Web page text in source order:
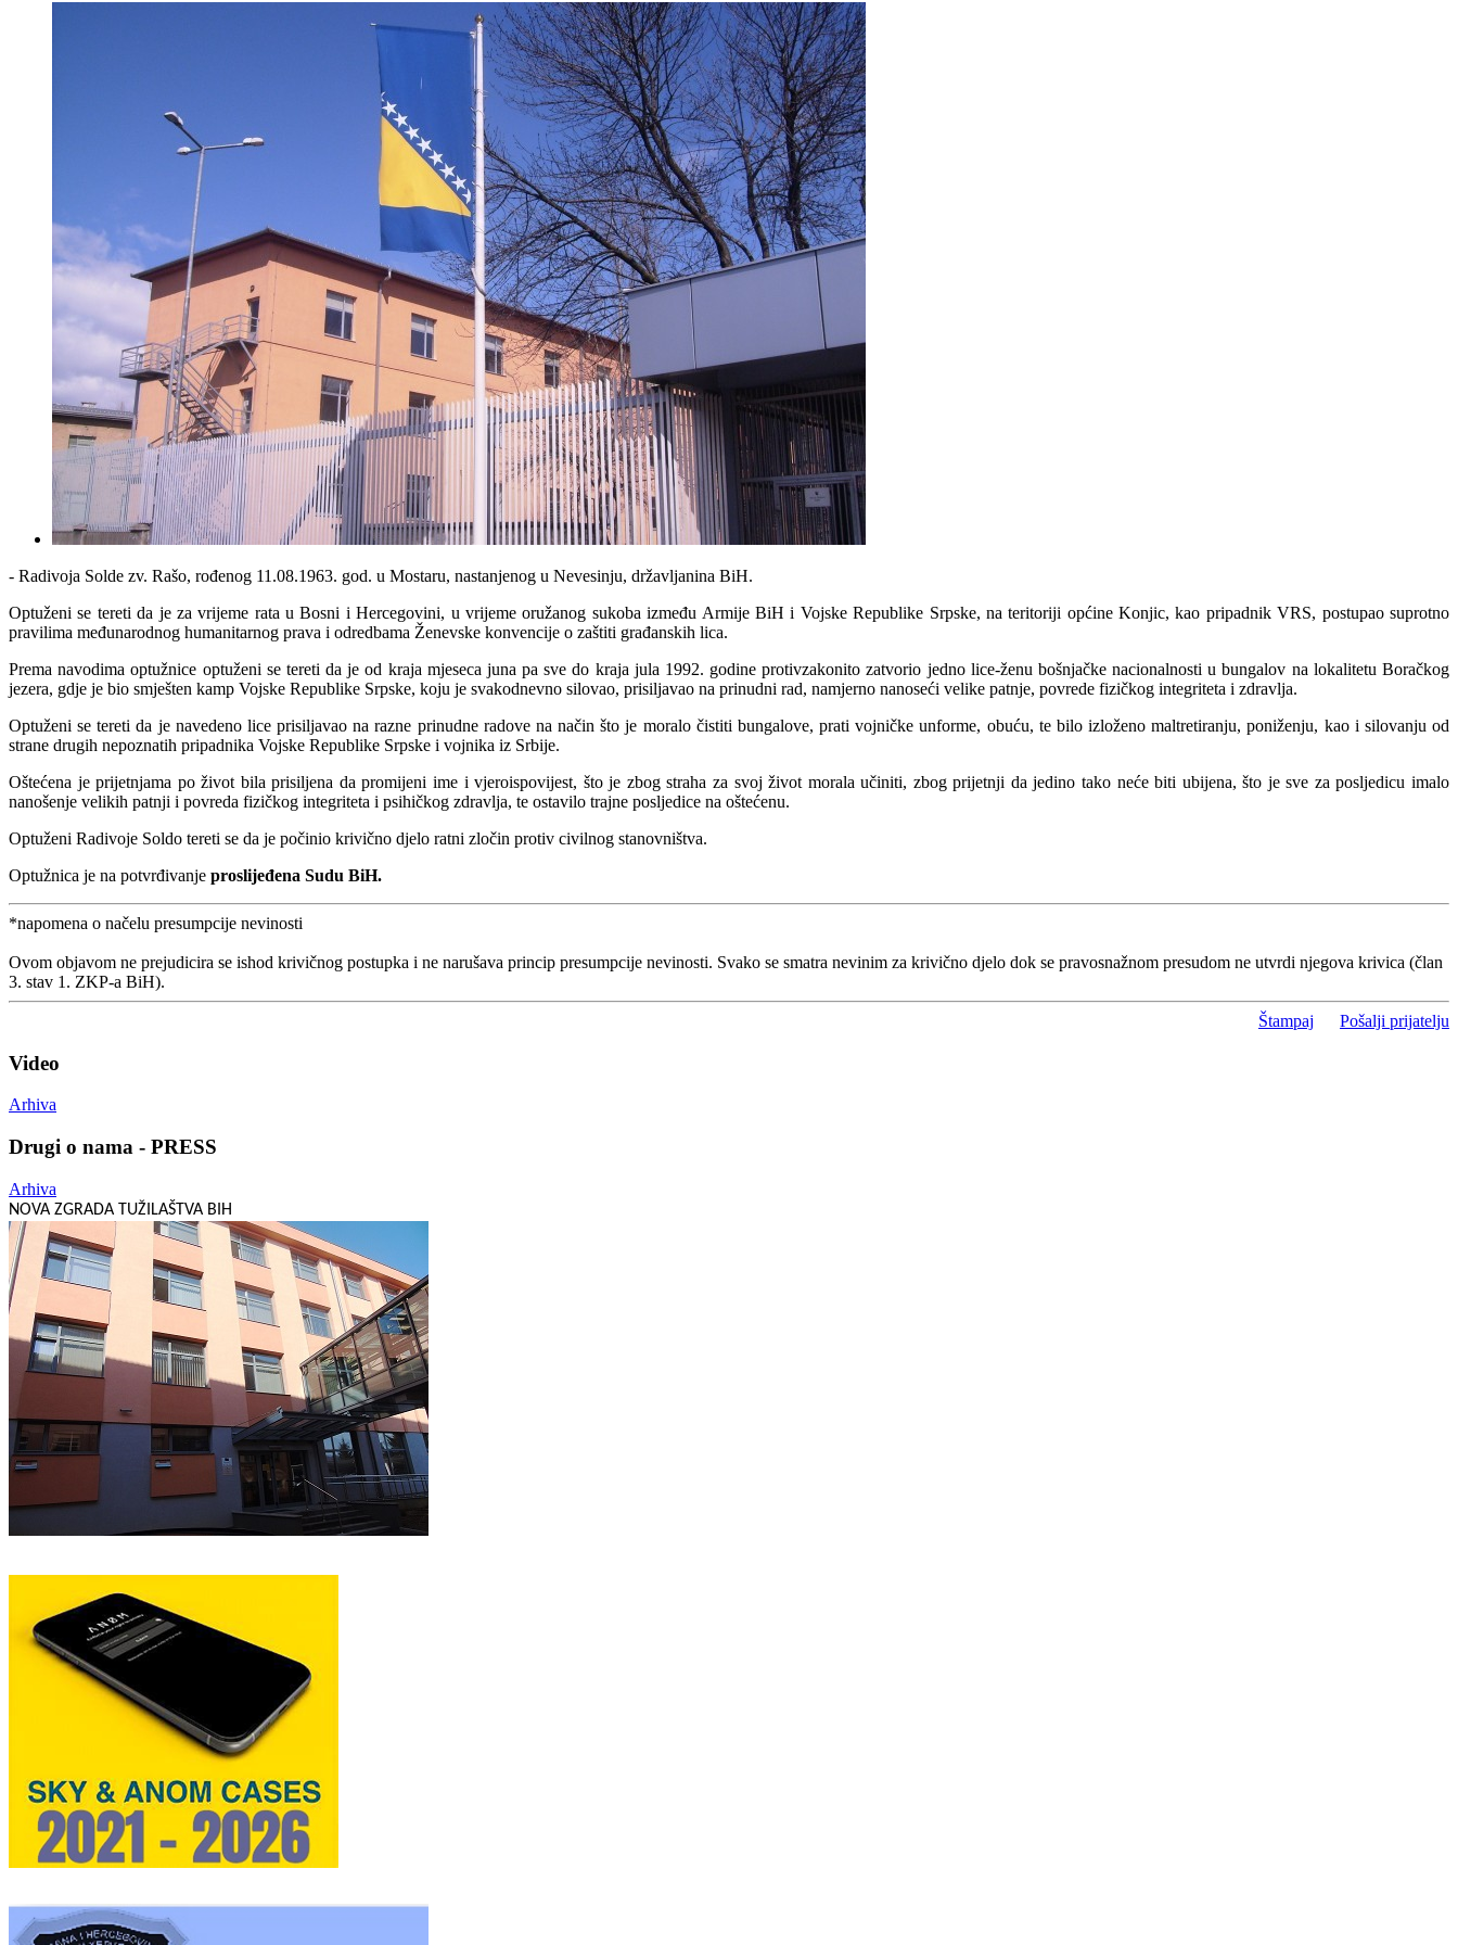
- Radivoja Solde zv. Rašo, rođenog 11.08.1963. god. u Mostaru, nastanjenog u Nevesinju, državljanina BiH.
Optuženi se tereti da je za vrijeme rata u Bosni i Hercegovini, u vrijeme oružanog sukoba između Armije BiH i Vojske Republike Srpske, na teritoriji općine Konjic, kao pripadnik VRS, postupao suprotno
pravilima međunarodnog humanitarnog prava i odredbama Ženevske konvencije o zaštiti građanskih lica.
Prema navodima optužnice optuženi se tereti da je od kraja mjeseca juna pa sve do kraja jula 1992. godine protivzakonito zatvorio jedno lice-ženu bošnjačke nacionalnosti u bungalov na lokalitetu Boračkog
jezera, gdje je bio smješten kamp Vojske Republike Srpske, koju je svakodnevno silovao, prisiljavao na prinudni rad, namjerno nanoseći velike patnje, povrede fizičkog integriteta i zdravlja.
Optuženi se tereti da je navedeno lice prisiljavao na razne prinudne radove na način što je moralo čistiti bungalove, prati vojničke unforme, obuću, te bilo izloženo maltretiranju, poniženju, kao i silovanju od
strane drugih nepoznatih pripadnika Vojske Republike Srpske i vojnika iz Srbije.
Oštećena je prijetnjama po život bila prisiljena da promijeni ime i vjeroispovijest, što je zbog straha za svoj život morala učiniti, zbog prijetnji da jedino tako neće biti ubijena, što je sve za posljedicu imalo
nanošenje velikih patnji i povreda fizičkog integriteta i psihičkog zdravlja, te ostavilo trajne posljedice na oštećenu.
Optuženi Radivoje Soldo tereti se da je počinio krivično djelo ratni zločin protiv civilnog stanovništva.
Optužnica je na potvrđivanje proslijeđena Sudu BiH.
*napomena o načelu presumpcije nevinosti
Ovom objavom ne prejudicira se ishod krivičnog postupka i ne narušava princip presumpcije nevinosti. Svako se smatra nevinim za krivično djelo dok se pravosnažnom presudom ne utvrdi njegova krivica (član
3. stav 1. ZKP-a BiH).
Štampaj Pošalji prijatelju
Video
Arhiva
Drugi o nama - PRESS
Arhiva
NOVA ZGRADA TUŽILAŠTVA BIH